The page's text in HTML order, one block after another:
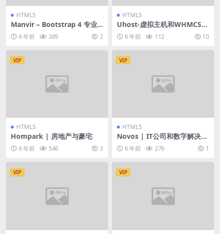
HTML5
Manvir – Bootstrap 4 专业
单页 HTML
6 年前 389 2
HTML5
Uhost-虚拟主机和WHMCS模
板 6 年前 112 10
VIP
HTML5
Hompark | 房地产与豪宅
6 年前 546 3
VIP
HTML5
Novos | IT公司和数字解决方
案 6 年前 276 1
VIP VIP